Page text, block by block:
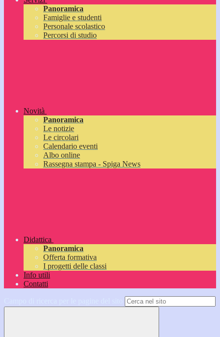
Panoramica
Famiglie e studenti
Personale scolastico
Percorsi di studio
Novità
Panoramica
Le notizie
Le circolari
Calendario eventi
Albo online
Rassegna stampa - Spiga News
Didattica
Panoramica
Offerta formativa
I progetti delle classi
Info utili
Contatti